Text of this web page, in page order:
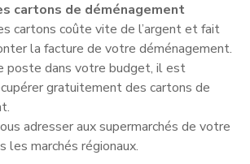
cartons de déménagement
cartons coûte vite de l’argent et fait
la facture de votre déménagement.
poste dans votre budget, il est
gratuitement des cartons de
adresser aux supermarchés de votre
les marchés régionaux.